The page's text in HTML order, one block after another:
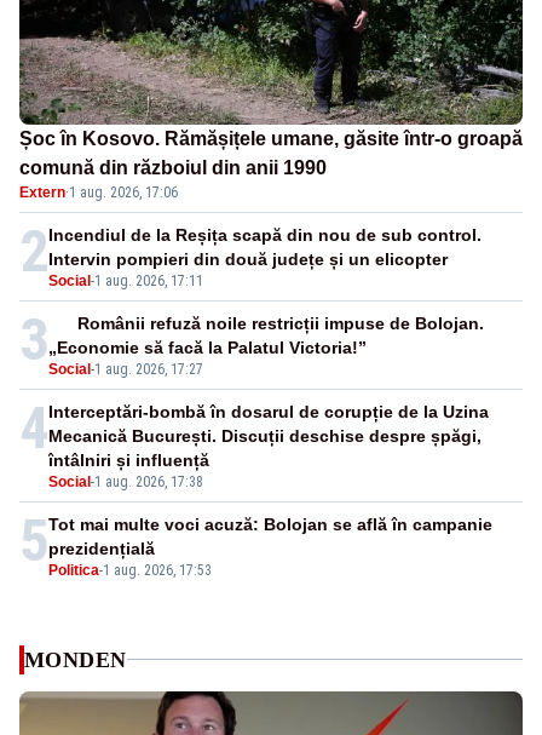
Șoc în Kosovo. Rămășițele umane, găsite într-o groapă
comună din războiul din anii 1990
Extern·1 aug. 2026, 17:06
2Social-1 aug. 2026, 17:11
Incendiul de la Reșița scapă din nou de sub control.
Intervin pompieri din două județe și un elicopter
3Social-1 aug. 2026, 17:27
Românii refuză noile restricții impuse de Bolojan.
„Economie să facă la Palatul Victoria!”
4
Social-1 aug. 2026, 17:38
Interceptări-bombă în dosarul de corupție de la Uzina
Mecanică București. Discuții deschise despre șpăgi,
întâlniri și influență
5Politica-1 aug. 2026, 17:53
Tot mai multe voci acuză: Bolojan se află în campanie
prezidențială
MONDEN